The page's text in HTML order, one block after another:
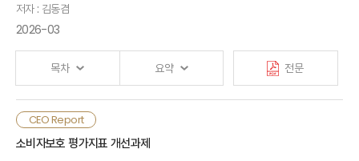
것으로 판단됨. 따라서 지속가능한 수익기반 확보를 위해서는 수익구조
다변화, 위험 기반 경영체계 강화, 자산운용 역량 제고 등 근본적인 체질
개선이 필요함. 또한 정부도 정책 지원과 규제 개선을 통해 보험산업이
보장자이자 투자자로서의 역할을 강화함으로써 경제성장을 촉진하고
보장격차를 완화할 필요가 있음
안정적인 가치, 스마트 컨트랙트의 프로그래밍 가능성, 블록체인의
조합 가능성이 결합되면 보험상품의 개발·판매·보상 처리 방식이
변화하고, 나아가 중개구조와 가치사슬 전반이 재편될 수 있음
해외 보험서비스에서 스테이블코인은 결제·정산 효율화,
혁신의 세 영역에서 활용되고 있음. 다만, 대다수 사례가 개념증명
(PoC) 또는 소규모 파일럿 단계에 머물러 있고, 대규모 상용화
단계에 도달한 사례는 없는 상태임
Ⅱ. 주요국 스테이블코인 제도화 동향 및 특징
Ⅲ. 스테이블코인의 주요 특징
Ⅳ. 스테이블코인 기반 보험서비스 해외 사례
Ⅴ. 보험산업 과제
저자 : 김동겸
2026-03
목차 요약 전문
최근 기업 경영환경은 디지털 전환, ESG 확산, 이해관계자 권리
강화, 규제 고도화가 동시에 진행되면서 리스크 구조가 근본적으로
Ⅰ. 검토배경
CEO Report
소비자보호 평가지표 개선과제